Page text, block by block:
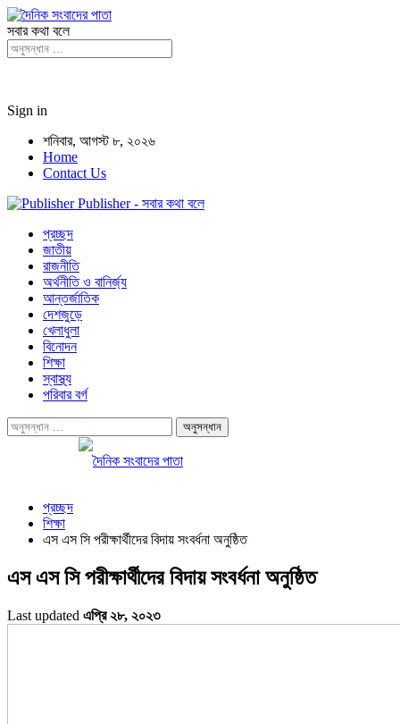
সবার কথা বলে
Sign in
শনিবার, আগস্ট ৮, ২০২৬
Home
Contact Us
Publisher - সবার কথা বলে
প্রচ্ছদ
জাতীয়
রাজনীতি
অর্থনীতি ও বানির্জ্য
আন্তর্জাতিক
দেশজুড়ে
খেলাধুলা
বিনোদন
শিক্ষা
স্বাস্থ্য
পরিবার বর্গ
প্রচ্ছদ
শিক্ষা
এস এস সি পরীক্ষার্থীদের বিদায় সংবর্ধনা অনুষ্ঠিত
এস এস সি পরীক্ষার্থীদের বিদায় সংবর্ধনা অনুষ্ঠিত
Last updated এপ্রি ২৮, ২০২৩